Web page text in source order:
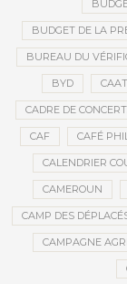
BUDGET DE LA
BUREAU DU
BYD CAAT
CADRE DE
CAF CAFÉ
CALENDRIER
CAMEROUN
CAMP DES
CAMPAGNE